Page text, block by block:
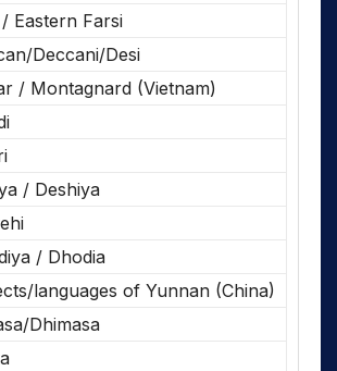
Eastern Farsi
Deccani/Desi
/ Montagnard (Vietnam)
/ Deshiya
/ Dhodia
languages of Yunnan (China)
Dhimasa